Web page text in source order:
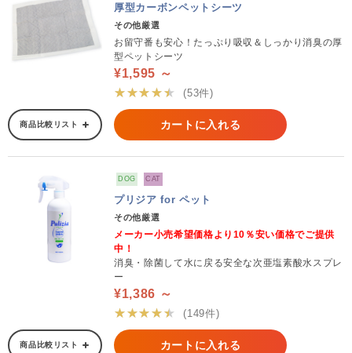
厚型カーボンペットシーツ
その他厳選
お留守番も安心！たっぷり吸収＆しっかり消臭の厚
型ペットシーツ
¥1,595 ～
★★★★★
(53件)
商品比較リスト カートに入れる
DOG CAT
プリジア for ペット
その他厳選
メーカー小売希望価格より10％安い価格でご提供
中！
消臭・除菌して水に戻る安全な次亜塩素酸水スプレ
ー
¥1,386 ～
★★★★★
(149件)
商品比較リスト カートに入れる